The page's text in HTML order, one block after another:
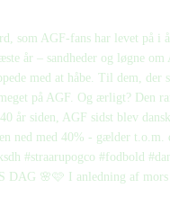
🌸🩷 I anledning af mors